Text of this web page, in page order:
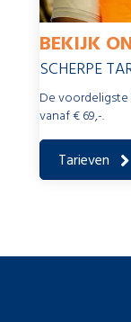
BEKIJK
SCHERPE
De voordeligste
vanaf € 69,-.
Tarieven